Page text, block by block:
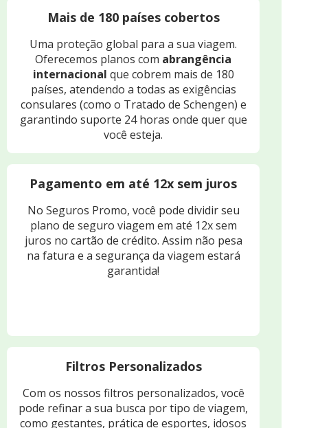
Mais de 180 países cobertos
Uma proteção global para a sua viagem.
Oferecemos planos com abrangência
internacional que cobrem mais de 180
países, atendendo a todas as exigências
consulares (como o Tratado de Schengen) e
garantindo suporte 24 horas onde quer que
você esteja.
Pagamento em até 12x sem juros
No Seguros Promo, você pode dividir seu
plano de seguro viagem em até 12x sem
juros no cartão de crédito. Assim não pesa
na fatura e a segurança da viagem estará
garantida!
Filtros Personalizados
Com os nossos filtros personalizados, você
pode refinar a sua busca por tipo de viagem,
como gestantes, prática de esportes, idosos